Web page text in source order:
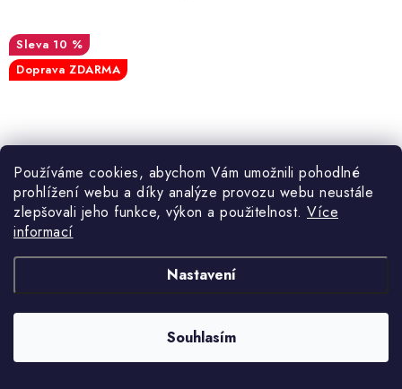
Používáme cookies, abychom Vám umožnili pohodlné
prohlížení webu a díky analýze provozu webu neustále
zlepšovali jeho funkce, výkon a použitelnost. Více
informací
Nastavení
Souhlasím
10 %
Doprava ZDARMA
S M L XL